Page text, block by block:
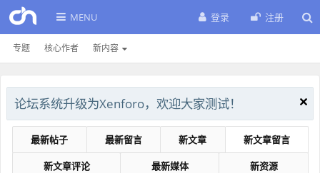
MENU
专题 核心作者 新内容
登录 注册
论坛系统升级为Xenforo，欢迎大家测试！
最新帖子 最新留言 新文章 新文章留言
新文章评论 最新媒体 新资源